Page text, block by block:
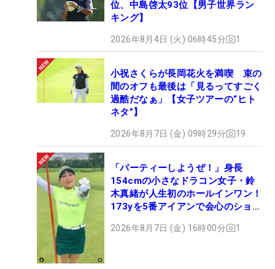
位、中島啓太93位【男子世界ラン
キング】
2026年8月4日 (火) 06時45分 1
小祝さくらが長岡花火を満喫 束の
間のオフも最後は「見るってすごく
過酷だなぁ」【女子ツアーの“ヒト
ネタ”】
2026年8月7日 (金) 09時29分 19
「パーティーしようぜ！」身長
154cmの小さなドラコン女子・鈴
木真緒が人生初のホールインワン！
173yを5番アイアンで会心のショッ
2026年8月7日 (金) 16時00分 1